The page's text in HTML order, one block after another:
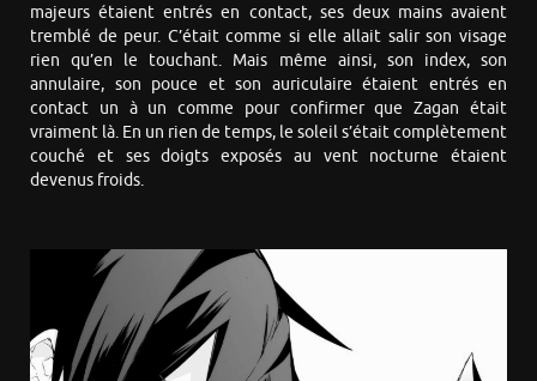
majeurs étaient entrés en contact, ses deux mains avaient
tremblé de peur. C’était comme si elle allait salir son visage
rien qu’en le touchant. Mais même ainsi, son index, son
annulaire, son pouce et son auriculaire étaient entrés en
contact un à un comme pour confirmer que Zagan était
vraiment là. En un rien de temps, le soleil s’était complètement
couché et ses doigts exposés au vent nocturne étaient
devenus froids.